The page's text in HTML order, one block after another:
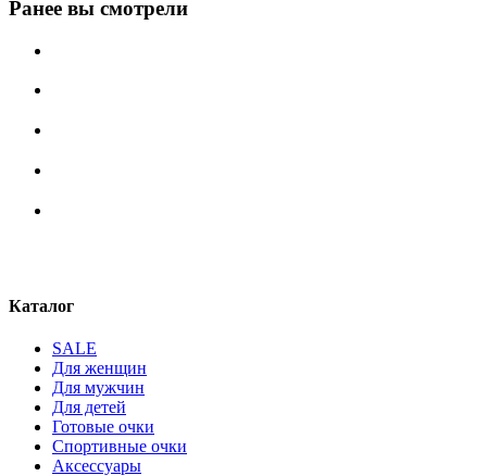
Ранее вы смотрели
Каталог
SALE
Для женщин
Для мужчин
Для детей
Готовые очки
Спортивные очки
Аксессуары